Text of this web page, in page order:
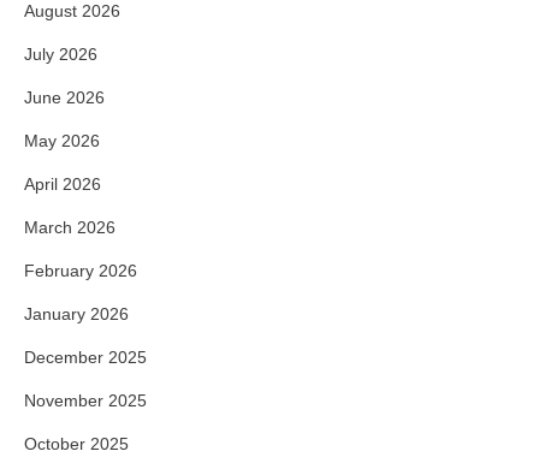
August 2026
July 2026
June 2026
May 2026
April 2026
March 2026
February 2026
January 2026
December 2025
November 2025
October 2025